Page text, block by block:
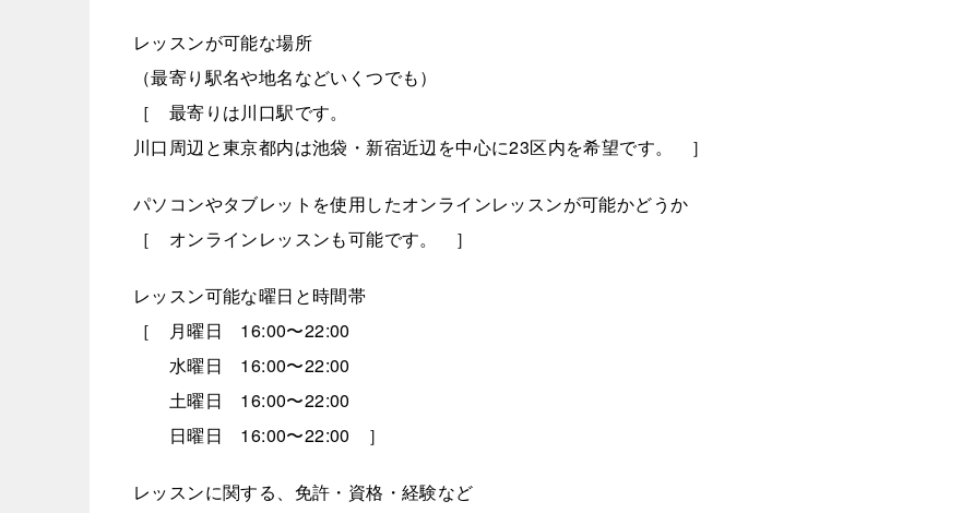
レッスンが可能な場所
（最寄り駅名や地名などいくつでも）
［ 最寄りは川口駅です。
川口周辺と東京都内は池袋・新宿近辺を中心に23区内を希望です。 ］
パソコンやタブレットを使用したオンラインレッスンが可能かどうか
［ オンラインレッスンも可能です。 ］
レッスン可能な曜日と時間帯
［ 月曜日 16:00〜22:00
水曜日 16:00〜22:00
土曜日 16:00〜22:00
日曜日 16:00〜22:00 ］
レッスンに関する、免許・資格・経験など